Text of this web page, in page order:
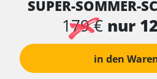
SUPER-SOMMER-
179 € nur
in den